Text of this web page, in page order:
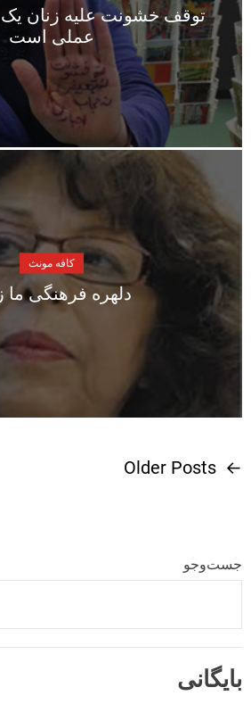
توقف خشونت علیه زنان یک
عملی است
کافه مونث
دلهره فرهنگی ما
ر
ه
ر
ی
←
Older Posts
جست‌وجو
بایگانی